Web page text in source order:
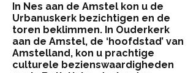
In Nes aan de Amstel kon u de
Urbanuskerk bezichtigen en de
toren beklimmen. In Ouderkerk
aan de Amstel, de ‘hoofdstad’ van
Amstelland, kon u prachtige
culturele bezienswaardigheden